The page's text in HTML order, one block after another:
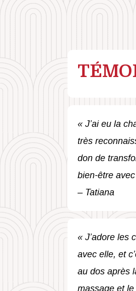
« J’ai eu la
très
don de
bien-être
– Tatiana
« J’adore les
avec elle, et
au dos après
massage et